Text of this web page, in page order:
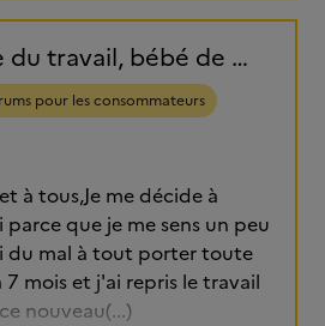
Sujet : Reprise du travail, bébé de 7 mois, Ritaline et alcool... Je me sens dépassée et j'ai besoin de témoignages.
pour les consommateurs
à tous,Je me décide à
que je me sens un peu
du mal à tout porter toute
7 mois et j'ai repris le travail
nouveau(...)